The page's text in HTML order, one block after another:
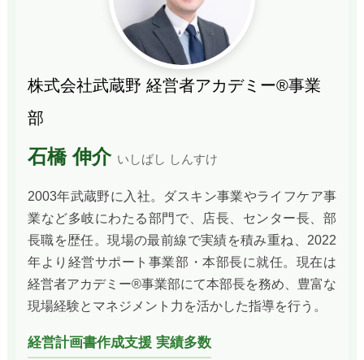
株式会社武蔵野 経営者アカデミー®事業
部
石橋 伸介 いしばし しんすけ
2003年武蔵野に入社。ダスキン事業やライフケア事
業など多岐にわたる部門で、店長、センター長、部
長職を歴任。現場の最前線で実績を積み重ね、2022
年より経営サポート事業部・本部長に就任。現在は
経営者アカデミー®事業部にて本部長を務め、豊富な
現場経験とマネジメント力を活かした指導を行う。
経営計画書作成支援 実績多数